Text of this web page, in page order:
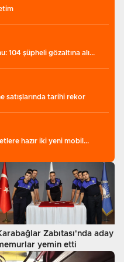
104 şüpheli gözaltına alı...
satışlarında tarihi rekor
hazır iki yeni mobil...
Zabıtası'nda aday
yemin etti